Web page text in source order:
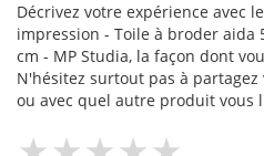
Décrivez votre expérience avec
impression - Toile à broder aida
cm - MP Studia, la façon dont
N'hésitez surtout pas à
ou avec quel autre produit vous